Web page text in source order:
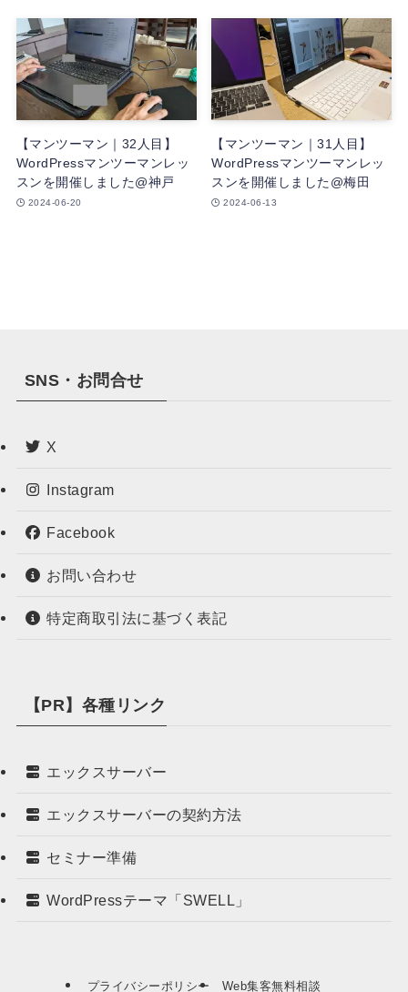
【マンツーマン｜32人目】
WordPressマンツーマンレッ
スンを開催しました@神戸
2024-06-20
【マンツーマン｜31人目】
WordPressマンツーマンレッ
スンを開催しました@梅田
2024-06-13
SNS・お問合せ
X
Instagram
Facebook
お問い合わせ
特定商取引法に基づく表記
【PR】各種リンク
エックスサーバー
エックスサーバーの契約方法
セミナー準備
WordPressテーマ「SWELL」
プライバシーポリシー Web集客無料相談